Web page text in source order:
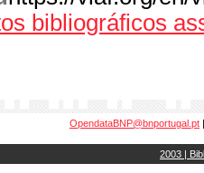
bibliográficos
OpendataBNP@bnportugal.pt
2003 |